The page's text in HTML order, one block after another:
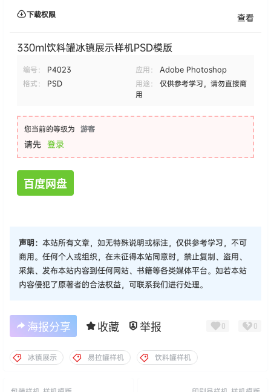
下载权限 查看
330ml饮料罐冰镇展示样机PSD模版
编号： P4023 应用：
Adobe Photoshop
格式：
PSD 用途：
仅供参考学习，请勿直接商
用
您当前的等级为 游客
请先 登录
百度网盘
声明： 本站所有文章，如无特殊说明或标注，仅供参考学习，不可
商用。任何个人或组织，在未征得本站同意时，禁止复制、盗用、
采集、发布本站内容到任何网站、书籍等各类媒体平台。如若本站
内容侵犯了原著者的合法权益，可联系我们进行处理。
海报分享 收藏 举报 0 0
冰镇展示 易拉罐样机 饮料罐样机